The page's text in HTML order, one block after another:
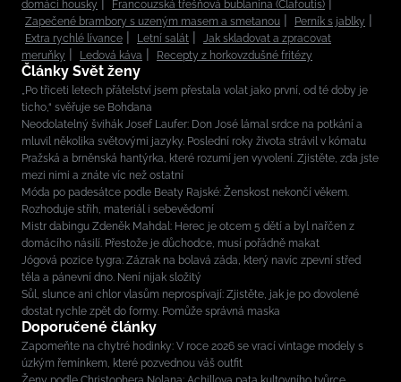
domácí housky
Francouzská třešňová bublanina (Clafoutis)
Zapečené brambory s uzeným masem a smetanou
Perník s jablky
Extra rychlé lívance
Letní salát
Jak skladovat a zpracovat
meruňky
Ledová káva Recepty z horkovzdušné fritézy
Články Svět ženy
„Po třiceti letech přátelství jsem přestala volat jako první, od té doby je
ticho,“ svěřuje se Bohdana
Neodolatelný švihák Josef Laufer: Don José lámal srdce na potkání a
mluvil několika světovými jazyky. Poslední roky života strávil v kómatu
Pražská a brněnská hantýrka, které rozumí jen vyvolení. Zjistěte, zda jste
mezi nimi a znáte víc než ostatní
Móda po padesátce podle Beaty Rajské: Ženskost nekončí věkem.
Rozhoduje střih, materiál i sebevědomí
Mistr dabingu Zdeněk Mahdal: Herec je otcem 5 dětí a byl nařčen z
domácího násilí. Přestože je důchodce, musí pořádně makat
Jógová pozice tygra: Zázrak na bolavá záda, který navíc zpevní střed
těla a pánevní dno. Není nijak složitý
Sůl, slunce ani chlor vlasům neprospívají: Zjistěte, jak je po dovolené
dostat rychle zpět do formy. Pomůže správná maska
Doporučené články
Zapomeňte na chytré hodinky: V roce 2026 se vrací vintage modely s
úzkým řemínkem, které pozvednou váš outfit